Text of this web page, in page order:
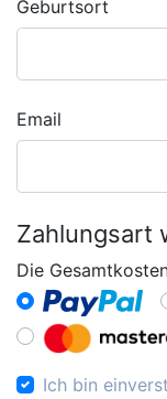
Geburtsort
Email
Zahlungsart
Die
Ich bin